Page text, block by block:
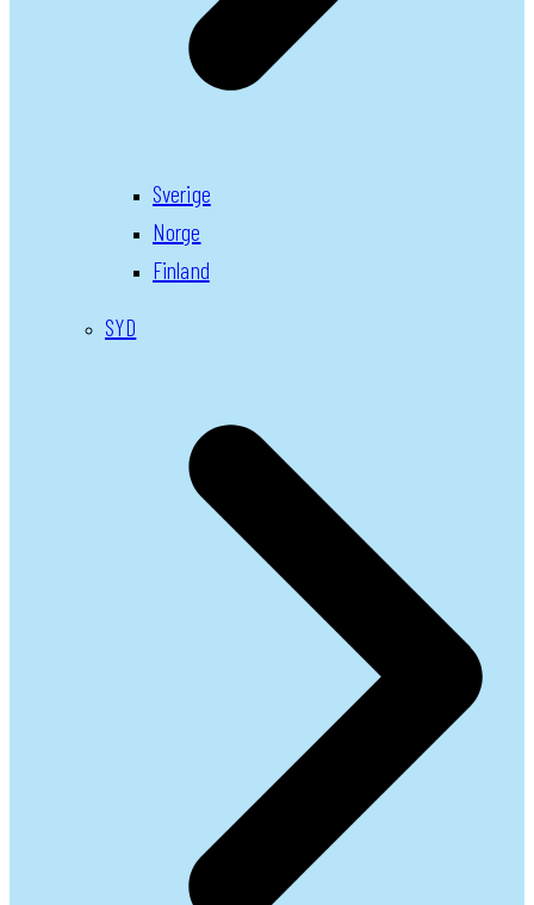
Sverige
Norge
Finland
SYD